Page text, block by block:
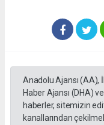
Anadolu Ajansı (AA),
Haber Ajansı (DHA)
haberler, sitemizin
kanallarından